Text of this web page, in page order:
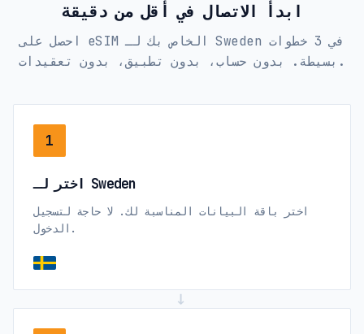
ابدأ الاتصال في أقل من دقيقة
احصل على eSIM الخاص بك لـ Sweden في 3 خطوات
بسيطة. بدون حساب، بدون تطبيق، بدون تعقيدات.
1
اختر لـ Sweden
اختر باقة البيانات المناسبة لك. لا حاجة لتسجيل
الدخول.
→